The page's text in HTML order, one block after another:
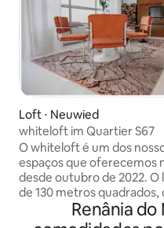
Loft ⋅ Neuwied
whiteloft im Quartier S67
O whiteloft é um dos
espaços que oferecemos
desde outubro de 2022.
de 130 metros quadrados,
direito de 5,5 metros 50% da área é
projetada apenas para
Renânia